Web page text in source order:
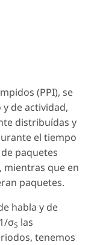
(PPI), se
de actividad,
distribuídas y
el tiempo
paquetes
mientras que en
paquetes.
habla y de
σS las
tenemos